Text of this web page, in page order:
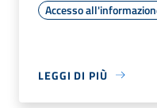
Accesso
LEGGI DI PIÙ